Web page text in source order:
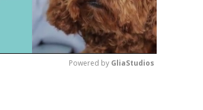
Powered by GliaStudios